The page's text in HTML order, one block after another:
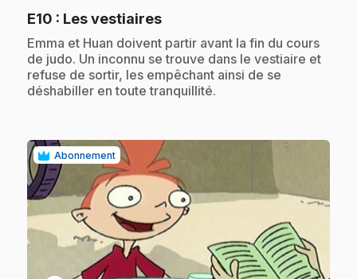
E10 : Les vestiaires.
.Emma et Huan doivent partir avant la fin du cours
de judo. Un inconnu se trouve dans le vestiaire et
refuse de sortir, les empêchant ainsi de se
déshabiller en toute tranquillité.
Abonnement